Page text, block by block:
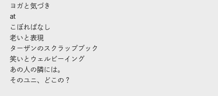
ヨガと気づき
at
こぼればなし
老いと表現
ターザンのスクラップブック
笑いとウェルビーイング
あの人の隣には。
そのユニ、どこの？